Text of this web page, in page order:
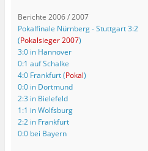
Berichte 2006 / 2007
Pokalfinale Nürnberg - Stuttgart 3:2
(Pokalsieger 2007)
3:0 in Hannover
0:1 auf Schalke
4:0 Frankfurt (Pokal)
0:0 in Dortmund
2:3 in Bielefeld
1:1 in Wolfsburg
2:2 in Frankfurt
0:0 bei Bayern